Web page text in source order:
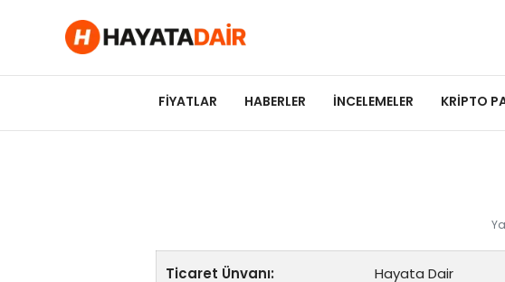
FIYATLAR HABERLER İNCELEMELER KRIPTO
Ticaret Ünvanı: Hayata Dair